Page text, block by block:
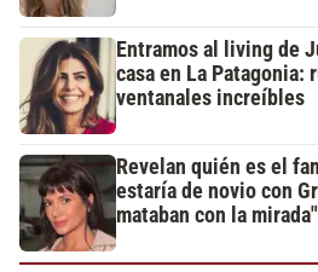
Entramos al living de
casa en La Patagonia:
ventanales increíbles
Revelan quién es el
estaría de novio con
mataban con la mirada"